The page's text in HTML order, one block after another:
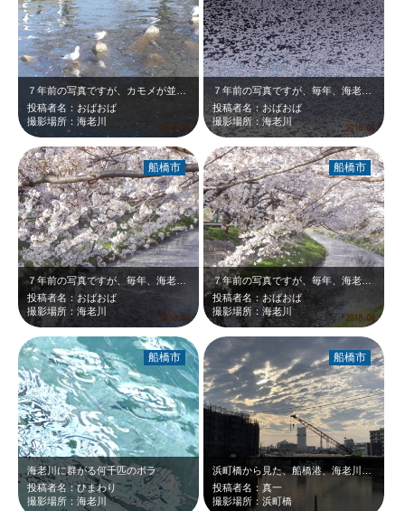
７年前の写真ですが、カモメが並んで花見している所をとらえました。
投稿者名：おばおば
撮影場所：海老川
７年前の写真ですが、毎年、海老川の花見訪問しています。
投稿者名：おばおば
撮影場所：海老川
７年前の写真ですが、毎年、海老川の花見訪問しています。
投稿者名：おばおば
撮影場所：海老川
船橋市
７年前の写真ですが、毎年、海老川のさくらは訪問しています。
投稿者名：おばおば
撮影場所：海老川
船橋市
海老川に群がる何千匹のボラ
投稿者名：ひまわり
撮影場所：海老川
船橋市
浜町橋から見た、船橋港、海老川、新船橋。新船橋は拡張工事中。新アリーナも完成し…
投稿者名：真一
撮影場所：浜町橋
船橋市